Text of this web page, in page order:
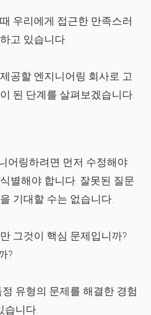
우리에게 접근한 만족스러
고 있습니다.
공할 엔지니어링 회사로 고
된 단계를 살펴보겠습니다.
어링하려면 먼저 수정해야
별해야 합니다. 잘못된 질문
기대할 수는 없습니다.
그것이 핵심 문제입니까?
?
유형의 문제를 해결한 경험
습니다.